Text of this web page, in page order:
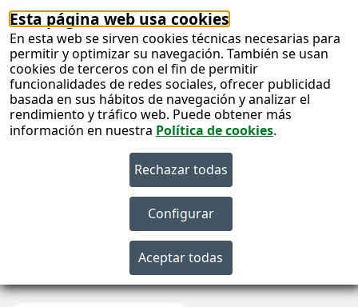
Esta página web usa cookies
En esta web se sirven cookies técnicas necesarias para
permitir y optimizar su navegación. También se usan
cookies de terceros con el fin de permitir
funcionalidades de redes sociales, ofrecer publicidad
basada en sus hábitos de navegación y analizar el
rendimiento y tráfico web. Puede obtener más
información en nuestra Política de cookies.